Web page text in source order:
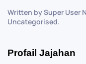
Written by Super User
Uncategorised.
Profail Jajahan